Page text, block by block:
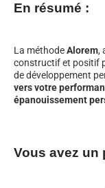
En résumé :
La méthodeAlorem,
constructif et positif
de développement
vers votre
épanouissement
Vous avez un